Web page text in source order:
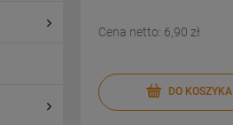
Cena netto: 6,90 zł
DO KOSZYKA